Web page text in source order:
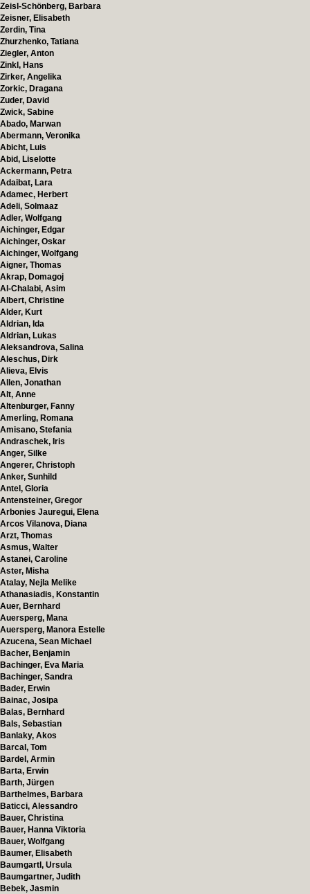
Zeisl-Schönberg, Barbara
Zeisner, Elisabeth
Zerdin, Tina
Zhurzhenko, Tatiana
Ziegler, Anton
Zinkl, Hans
Zirker, Angelika
Zorkic, Dragana
Zuder, David
Zwick, Sabine
Abado, Marwan
Abermann, Veronika
Abicht, Luis
Abid, Liselotte
Ackermann, Petra
Adaibat, Lara
Adamec, Herbert
Adeli, Solmaaz
Adler, Wolfgang
Aichinger, Edgar
Aichinger, Oskar
Aichinger, Wolfgang
Aigner, Thomas
Akrap, Domagoj
Al-Chalabi, Asim
Albert, Christine
Alder, Kurt
Aldrian, Ida
Aldrian, Lukas
Aleksandrova, Salina
Aleschus, Dirk
Alieva, Elvis
Allen, Jonathan
Alt, Anne
Altenburger, Fanny
Amerling, Romana
Amisano, Stefania
Andraschek, Iris
Anger, Silke
Angerer, Christoph
Anker, Sunhild
Antel, Gloria
Antensteiner, Gregor
Arbonies Jauregui, Elena
Arcos Vilanova, Diana
Arzt, Thomas
Asmus, Walter
Astanei, Caroline
Aster, Misha
Atalay, Nejla Melike
Athanasiadis, Konstantin
Auer, Bernhard
Auersperg, Mana
Auersperg, Manora Estelle
Azucena, Sean Michael
Bacher, Benjamin
Bachinger, Eva Maria
Bachinger, Sandra
Bader, Erwin
Bainac, Josipa
Balas, Bernhard
Bals, Sebastian
Banlaky, Akos
Barcal, Tom
Bardel, Armin
Barta, Erwin
Barth, Jürgen
Barthelmes, Barbara
Baticci, Alessandro
Bauer, Christina
Bauer, Hanna Viktoria
Bauer, Wolfgang
Baumer, Elisabeth
Baumgartl, Ursula
Baumgartner, Judith
Bebek, Jasmin